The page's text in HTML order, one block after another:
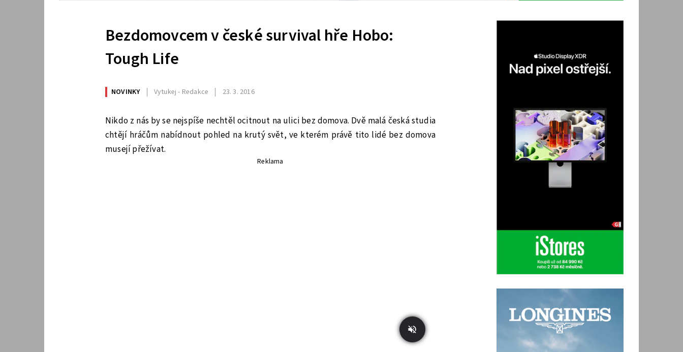
Bezdomovcem v české survival hře Hobo:
Tough Life
NOVINKY Vytukej - Redakce 23. 3. 2016
Nikdo z nás by se nejspíše nechtěl ocitnout na ulici bez domova. Dvě malá česká studia
chtějí hráčům nabídnout pohled na krutý svět, ve kterém právě tito lidé bez domova
musejí přežívat.
Reklama